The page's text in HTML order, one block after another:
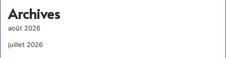
Archives
août 2026
juillet 2026